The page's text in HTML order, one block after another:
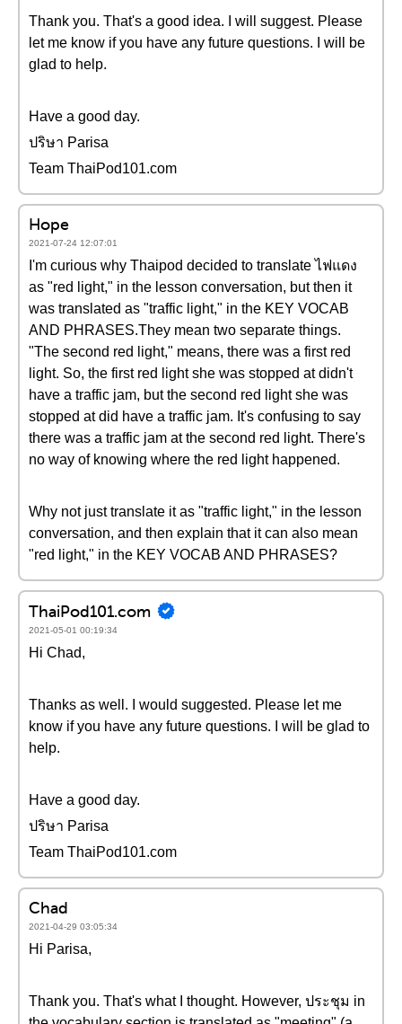
Thank you. That's a good idea. I will suggest. Please
let me know if you have any future questions. I will be
glad to help.
Have a good day.
ปริษา Parisa
Team ThaiPod101.com
Hope
2021-07-24 12:07:01
I'm curious why Thaipod decided to translate ไฟแดง
as "red light," in the lesson conversation, but then it
was translated as "traffic light," in the KEY VOCAB
AND PHRASES.They mean two separate things.
"The second red light," means, there was a first red
light. So, the first red light she was stopped at didn't
have a traffic jam, but the second red light she was
stopped at did have a traffic jam. It's confusing to say
there was a traffic jam at the second red light. There's
no way of knowing where the red light happened.
Why not just translate it as "traffic light," in the lesson
conversation, and then explain that it can also mean
"red light," in the KEY VOCAB AND PHRASES?
ThaiPod101.com
2021-05-01 00:19:34
Hi Chad,
Thanks as well. I would suggested. Please let me
know if you have any future questions. I will be glad to
help.
Have a good day.
ปริษา Parisa
Team ThaiPod101.com
Chad
2021-04-29 03:05:34
Hi Parisa,
Thank you. That's what I thought. However, ประชุม in